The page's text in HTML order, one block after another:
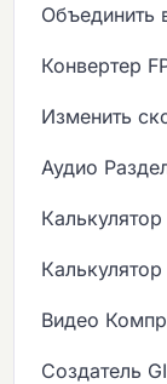
Объединить
Конвертер
Изменить
Аудио
Видео
Создатель